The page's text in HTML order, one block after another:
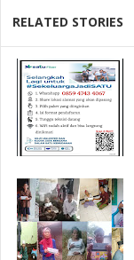
RELATED STORIES